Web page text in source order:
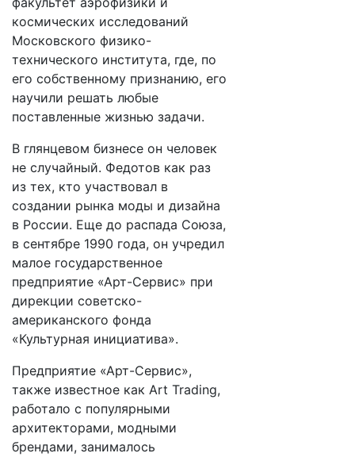
космических исследований
Московского физико-
технического института, где, по
его собственному признанию, его
научили решать любые
поставленные жизнью задачи.
В глянцевом бизнесе он человек
не случайный. Федотов как раз
из тех, кто участвовал в
создании рынка моды и дизайна
в России. Еще до распада Союза,
в сентябре 1990 года, он учредил
малое государственное
предприятие «Арт-Сервис» при
дирекции советско-
американского фонда
«Культурная инициатива».
Предприятие «Арт-Сервис»,
также известное как Art Trading,
работало с популярными
архитекторами, модными
брендами, занималось